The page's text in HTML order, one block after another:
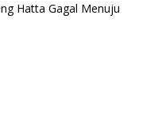
Hatta Gagal Menuju